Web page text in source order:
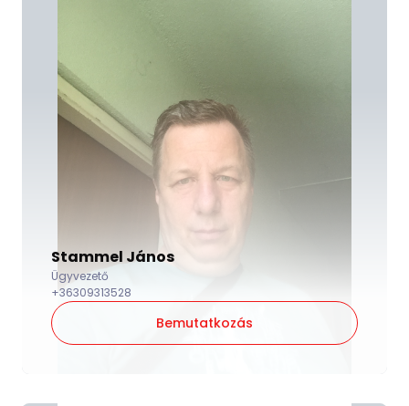
Stammel János
Ügyvezető
+36309313528
Bemutatkozás